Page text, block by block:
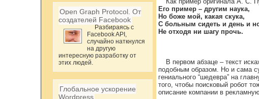
Open Graph Protocol. От
создателей Facebook
Разбираясь с
Facebook API,
случайно наткнулся
на другую
интересную разработку от
этих людей.
Глобальное ускорение
Wordpress
Его пример – другим наука,
Но боже мой, какая скука,
С больным сидеть и день и
Не отходя ни шагу прочь.
В первом абзаце – текст
подобным образом. Но и сама
гениального “шедевра” на
того, чтобы поисковый робот
описание компании в